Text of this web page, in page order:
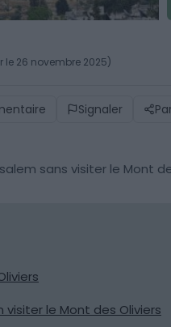
le 26 novembre 2025)
Signaler
sans visiter le Mont
visiter le Mont des Oliviers